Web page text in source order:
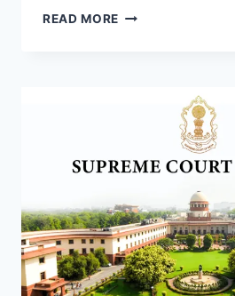
READ MORE